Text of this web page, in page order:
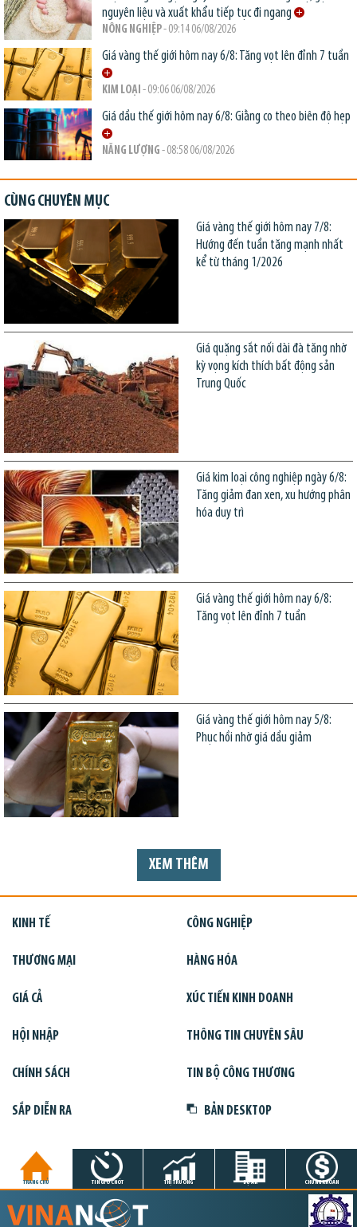
nguyên liệu và xuất khẩu tiếp tục đi ngang
NÔNG NGHIỆP- 09:14 06/08/2026
Giá vàng thế giới hôm nay 6/8: Tăng vọt lên đỉnh 7 tuần
KIM LOẠI - 09:06 06/08/2026
Giá dầu thế giới hôm nay 6/8: Giằng co theo biên độ hẹp
NĂNG LƯỢNG - 08:58 06/08/2026
CÙNG CHUYÊN MỤC
Giá vàng thế giới hôm nay 7/8:
Hướng đến tuần tăng mạnh nhất
kể từ tháng 1/2026
Giá quặng sắt nối dài đà tăng nhờ
kỳ vọng kích thích bất động sản
Trung Quốc
Giá kim loại công nghiệp ngày 6/8:
Tăng giảm đan xen, xu hướng phân
hóa duy trì
Giá vàng thế giới hôm nay 6/8:
Tăng vọt lên đỉnh 7 tuần
Giá vàng thế giới hôm nay 5/8:
Phục hồi nhờ giá dầu giảm
XEM THÊM
KINH TẾ CÔNG NGHIỆP
THƯƠNG MẠI HÀNG HÓA
GIÁ CẢ XÚC TIẾN KINH DOANH
HỘI NHẬP THÔNG TIN CHUYÊN SÂU
CHÍNH SÁCH TIN BỘ CÔNG THƯƠNG
SẮP DIỄN RA BẢN DESKTOP
TRANG CHỦ TIN GIỜ CHÓT THỊ TRƯỜNG DỰ ÁN CHỨNG KHOÁN